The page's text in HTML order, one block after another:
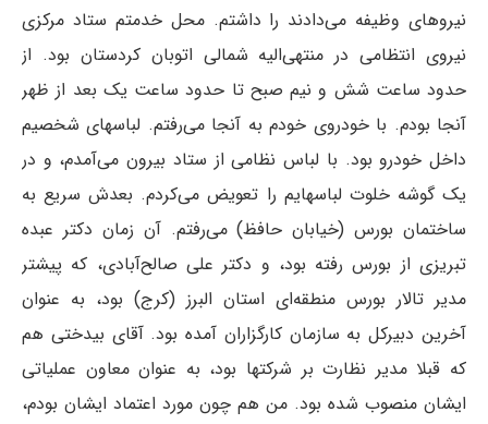
نیروهای وظیفه می‌دادند را داشتم. محل خدمتم ستاد مرکزی
نیروی انتظامی در منتهی‌الیه شمالی اتوبان کردستان بود. از
حدود ساعت شش و نیم صبح تا حدود ساعت یک بعد از ظهر
آنجا بودم. با خودروی خودم به آنجا می‌رفتم. لباسهای شخصیم
داخل خودرو بود. با لباس نظامی از ستاد بیرون می‌آمدم، و در
یک گوشه خلوت لباسهایم را تعویض می‌کردم. بعدش سریع به
ساختمان بورس (خیابان حافظ) می‌رفتم. آن زمان دکتر عبده
تبریزی از بورس رفته بود، و دکتر علی صالح‌آبادی، که پیشتر
مدیر تالار بورس منطقه‌ای استان البرز (کرج) بود، به عنوان
آخرین دبیرکل به سازمان کارگزاران آمده بود. آقای بیدختی هم
که قبلا مدیر نظارت بر شرکتها بود، به عنوان معاون عملیاتی
ایشان منصوب شده بود. من هم چون مورد اعتماد ایشان بودم،